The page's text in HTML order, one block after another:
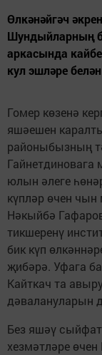
Өлкәнәйгәч
Шундыйларның
аркасында
кул эшләре
Гомер көзенә
яшәешен
районыбызның
Гайнетдиновага
юлын әлеге
күпләр өчен
Нәкыйбә
тикшеренү
бик күп
җибәрә. Уфага
Кайткач та
дәвалануларын
Без яшәү
хезмәтләре